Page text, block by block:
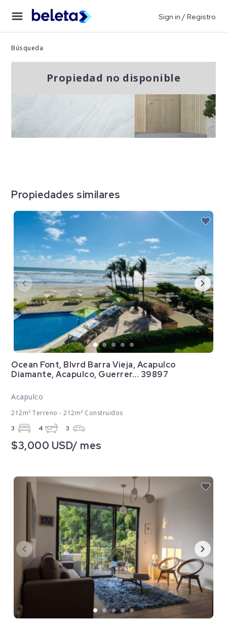
Sign in / Registro
Búsqueda
Propiedad no disponible
Propiedades similares
Ocean Font, Blvrd Barra Vieja, Acapulco
Diamante, Acapulco, Guerrer... 39897
Acapulco
212m² Terreno - 212m² Construidos
3 4 3
$3,000 USD/ mes